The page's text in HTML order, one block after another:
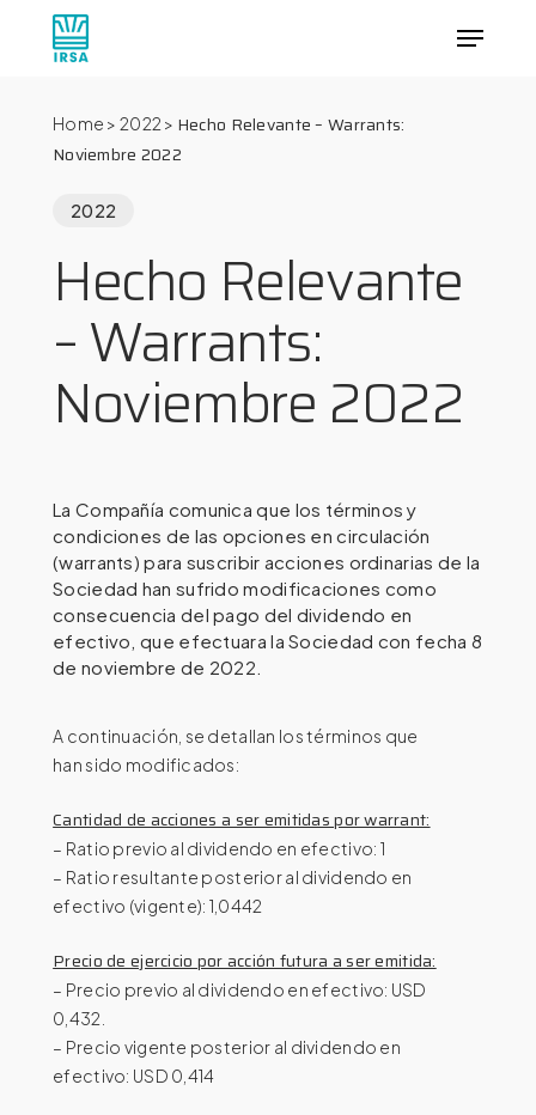
Menu
Home > 2022 > Hecho Relevante – Warrants:
Noviembre 2022
2022
Hecho Relevante
– Warrants:
Noviembre 2022
La Compañía comunica que los términos y
condiciones de las opciones en circulación
(warrants) para suscribir acciones ordinarias de la
Sociedad han sufrido modificaciones como
consecuencia del pago del dividendo en
efectivo, que efectuara la Sociedad con fecha 8
de noviembre de 2022.
A continuación, se detallan los términos que
han sido modificados:
Cantidad de acciones a ser emitidas por warrant:
– Ratio previo al dividendo en efectivo: 1
– Ratio resultante posterior al dividendo en
efectivo (vigente): 1,0442
Precio de ejercicio por acción futura a ser emitida:
– Precio previo al dividendo en efectivo: USD
0,432.
– Precio vigente posterior al dividendo en
efectivo: USD 0,414